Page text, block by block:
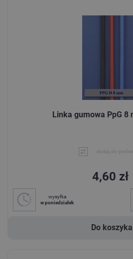
Linka gumowa PpG 8
dodaj do
4,60 zł
wysyłka
w poniedziałek
Do koszyka